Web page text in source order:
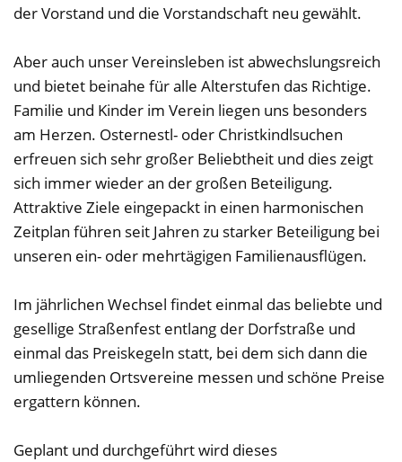
der Vorstand und die Vorstandschaft neu gewählt.
Aber auch unser Vereinsleben ist abwechslungsreich
und bietet beinahe für alle Alterstufen das Richtige.
Familie und Kinder im Verein liegen uns besonders
am Herzen. Osternestl- oder Christkindlsuchen
erfreuen sich sehr großer Beliebtheit und dies zeigt
sich immer wieder an der großen Beteiligung.
Attraktive Ziele eingepackt in einen harmonischen
Zeitplan führen seit Jahren zu starker Beteiligung bei
unseren ein- oder mehrtägigen Familienausflügen.
Im jährlichen Wechsel findet einmal das beliebte und
gesellige Straßenfest entlang der Dorfstraße und
einmal das Preiskegeln statt, bei dem sich dann die
umliegenden Ortsvereine messen und schöne Preise
ergattern können.
Geplant und durchgeführt wird dieses